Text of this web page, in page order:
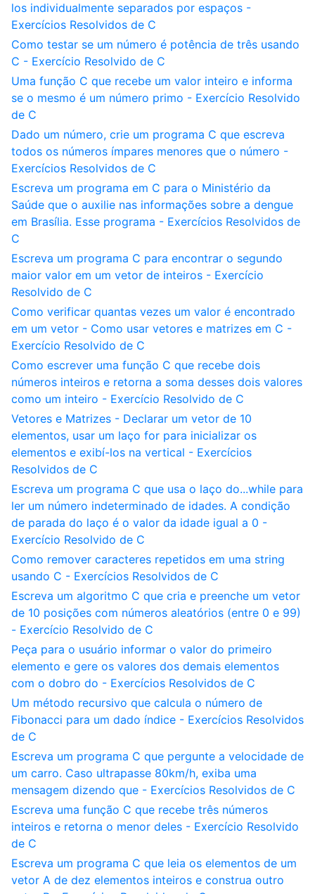
los individualmente separados por espaços -
Exercícios Resolvidos de C
Como testar se um número é potência de três usando
C - Exercício Resolvido de C
Uma função C que recebe um valor inteiro e informa
se o mesmo é um número primo - Exercício Resolvido
de C
Dado um número, crie um programa C que escreva
todos os números ímpares menores que o número -
Exercícios Resolvidos de C
Escreva um programa em C para o Ministério da
Saúde que o auxilie nas informações sobre a dengue
em Brasília. Esse programa - Exercícios Resolvidos de
C
Escreva um programa C para encontrar o segundo
maior valor em um vetor de inteiros - Exercício
Resolvido de C
Como verificar quantas vezes um valor é encontrado
em um vetor - Como usar vetores e matrizes em C -
Exercício Resolvido de C
Como escrever uma função C que recebe dois
números inteiros e retorna a soma desses dois valores
como um inteiro - Exercício Resolvido de C
Vetores e Matrizes - Declarar um vetor de 10
elementos, usar um laço for para inicializar os
elementos e exibí-los na vertical - Exercícios
Resolvidos de C
Escreva um programa C que usa o laço do...while para
ler um número indeterminado de idades. A condição
de parada do laço é o valor da idade igual a 0 -
Exercício Resolvido de C
Como remover caracteres repetidos em uma string
usando C - Exercícios Resolvidos de C
Escreva um algoritmo C que cria e preenche um vetor
de 10 posições com números aleatórios (entre 0 e 99)
- Exercício Resolvido de C
Peça para o usuário informar o valor do primeiro
elemento e gere os valores dos demais elementos
com o dobro do - Exercícios Resolvidos de C
Um método recursivo que calcula o número de
Fibonacci para um dado índice - Exercícios Resolvidos
de C
Escreva um programa C que pergunte a velocidade de
um carro. Caso ultrapasse 80km/h, exiba uma
mensagem dizendo que - Exercícios Resolvidos de C
Escreva uma função C que recebe três números
inteiros e retorna o menor deles - Exercício Resolvido
de C
Escreva um programa C que leia os elementos de um
vetor A de dez elementos inteiros e construa outro